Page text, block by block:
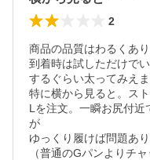
2
商品の品質はわるくあり
到着時は試しただけで
するぐらい太ってみえま
特に横から見ると。ス
Lを注文。一瞬お尻付近
が
ゆっくり履けば問題あ
（普通のGパンよりチ